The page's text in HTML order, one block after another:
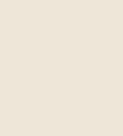
avulla kuka